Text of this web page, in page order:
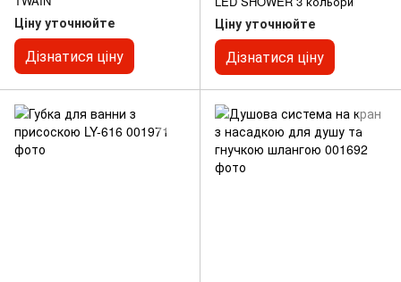
Ціну уточнюйте
Дізнатися ціну
Ціну уточнюйте
Дізнатися ціну